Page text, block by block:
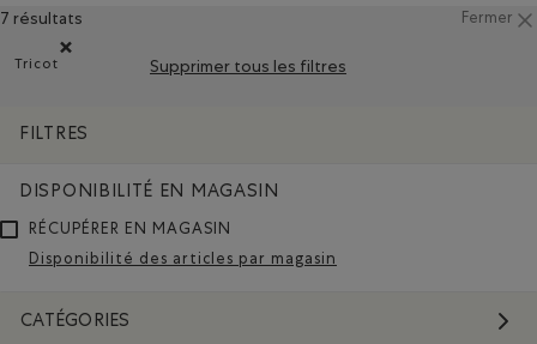
7 résultats Fermer
Tricot
Supprimer le filtre Classé selon Composition : Tricot(Knit)
Supprimer tous les filtres
FILTRES
DISPONIBILITÉ EN MAGASIN
RÉCUPÉRER EN MAGASIN
Disponibilité des articles par magasin
CATÉGORIES